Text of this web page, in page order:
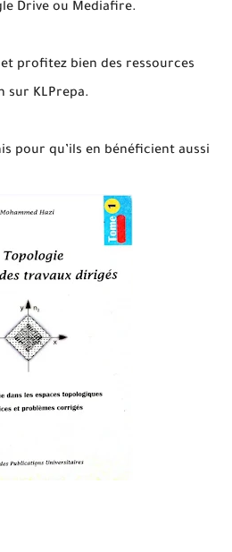
Drive ou Mediafire.
profitez bien des ressources
sur KLPrepa.
pour qu’ils en bénéficient aussi